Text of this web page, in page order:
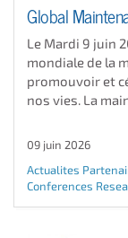
Global
Le Mardi 9 juin
mondiale de la
promouvoir et
nos vies. La
09 juin 2026
Actualites
Conferences